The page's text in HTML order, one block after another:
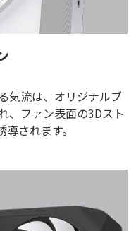
気流は、オリジナルブ
、ファン表面の3Dスト
されます。